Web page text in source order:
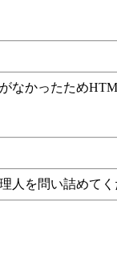
なかったため
人を問い詰めてく